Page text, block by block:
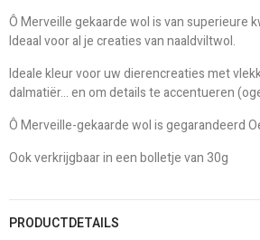
Ô Merveille gekaarde wol is van superieure
Ideaal voor al je creaties van naaldviltwol.
Ideale kleur voor uw dierencreaties met
dalmatiër... en om details te accentueren
Ô Merveille-gekaarde wol is gegarandeerd
Ook verkrijgbaar in een bolletje van 30g
PRODUCTDETAILS